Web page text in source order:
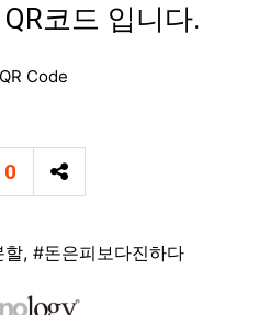
코드 입니다.
0
천
SNS 공유
할, #돈은피보다진하다